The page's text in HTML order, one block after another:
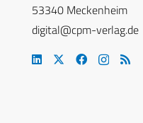
53340 Meckenheim
digital@cpm-verlag.de